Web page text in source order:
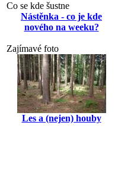
Co se kde šustne
Nástěnka - co je kde
nového na weeku?
Zajímavé foto
Les a (nejen) houby